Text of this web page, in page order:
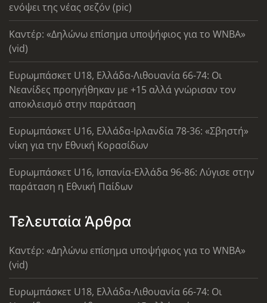
ενόψει της νέας σεζόν (pic)
Καντέρ: «Δηλώνω επίσημα υποψήφιος για το WNBA»
(vid)
Ευρωμπάσκετ U18, Ελλάδα-Λιθουανία 66-74: Οι
Νεανίδες προηγήθηκαν με +15 αλλά γνώρισαν τον
αποκλεισμό στην παράταση
Ευρωμπάσκετ U16, Ελλάδα-Ιρλανδία 78-36: «Σβηστή»
νίκη για την Εθνική Κορασίδων
Ευρωμπάσκετ U16, Ισπανία-Ελλάδα 96-86: Λύγισε στην
παράταση η Εθνική Παίδων
Τελευταία Άρθρα
Καντέρ: «Δηλώνω επίσημα υποψήφιος για το WNBA»
(vid)
Ευρωμπάσκετ U18, Ελλάδα-Λιθουανία 66-74: Οι